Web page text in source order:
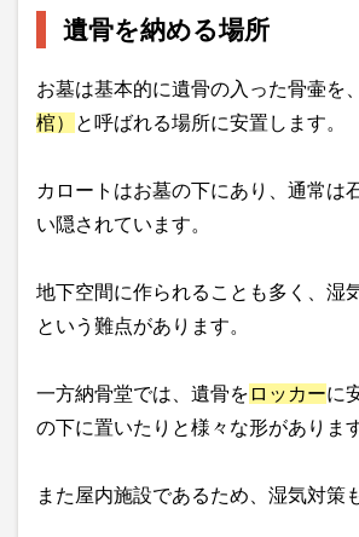
遺骨を納める場所
お墓は基本的に遺骨の入った骨壷を、
棺）
と呼ばれる場所に安置します。
カロートはお墓の下にあり、通常は
い隠されています。
地下空間に作られることも多く、湿
という難点があります。
一方納骨堂では、遺骨を ロッカーに
の下に置いたりと様々な形があります
また屋内施設であるため、湿気対策